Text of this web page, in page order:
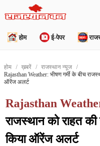
होम ई-पेपर
होम ख़बरें
राजस्थान न्यूज
Rajasthan Weather: भीषण गर्मी के बीच
ऑरेंज अलर्ट
Rajasthan
राजस्थान को राहत की
किया ऑरेंज अलर्ट